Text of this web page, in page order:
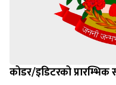
कोडर/इडिटरको